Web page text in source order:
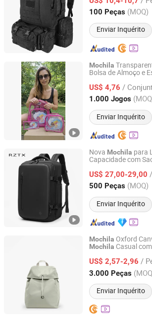
100 Peças (MOQ)
Enviar Inquérito
Guangdong, China Desde
Mochila
Bolsa de Almoço e
US$ 4,76 /
1.000 Jogos
Enviar Inquérito
Anhui Branding Import & Export Co., Ltd.
Anhui, China Desde 2022
Nova Mochila para
Capacidade com
Negócios
US$ 27,00-29,00
500 Peças (MOQ)
Enviar Inquérito
Guangzhou Juli Leather Co., Ltd
Guangdong, China Desde
Mochila Oxford
Mochila Casual
Distância Multiuso
US$ 2,57-2,96 /
3.000 Peças
Enviar Inquérito
Ningbo Yingxin Crafts Co., Ltd.
Zhejiang, China Desde 2021